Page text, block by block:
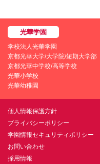
学校法人光華学園
京都光華大学/大学院/短期大学部
京都光華中学校/高等学校
光華小学校
光華幼稚園
個人情報保護方針
プライバシーポリシー
学園情報セキュリティポリシー
お問い合わせ
採用情報